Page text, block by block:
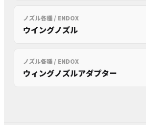
ノズル各種 / ENDOX
ウイングノズル
ノズル各種 / ENDOX
ウィングノズルアダプター